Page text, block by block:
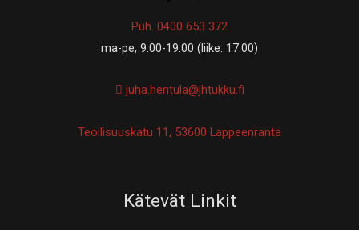
Puh. 0400 653 372
ma-pe, 9.00-19.00 (liike: 17:00)
juha.hentula@jhtukku.fi
Teollisuuskatu 11, 53600 Lappeenranta
Kätevät Linkit